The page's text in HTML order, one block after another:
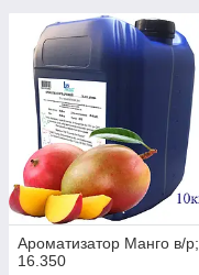
Ароматизатор Манго в/р;
16.350